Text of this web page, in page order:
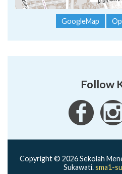
GoogleMap
Follow
Copyright © 2026 Sekolah
Sukawati.sma1-